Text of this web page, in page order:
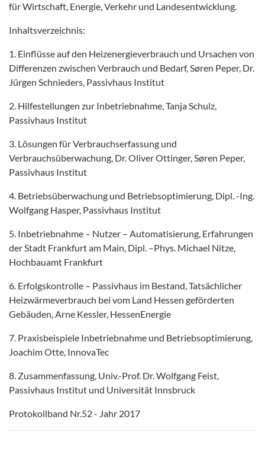
für Wirtschaft, Energie, Verkehr und Landesentwicklung.
Inhaltsverzeichnis:
1. Einflüsse auf den Heizenergieverbrauch und Ursachen von
Differenzen zwischen Verbrauch und Bedarf, Søren Peper, Dr.
Jürgen Schnieders, Passivhaus Institut
2. Hilfestellungen zur Inbetriebnahme, Tanja Schulz,
Passivhaus Institut
3. Lösungen für Verbrauchserfassung und
Verbrauchsüberwachung, Dr. Oliver Ottinger, Søren Peper,
Passivhaus Institut
4. Betriebsüberwachung und Betriebsoptimierung, Dipl. -Ing.
Wolfgang Hasper, Passivhaus Institut
5. Inbetriebnahme – Nutzer – Automatisierung, Erfahrungen
der Stadt Frankfurt am Main, Dipl. –Phys. Michael Nitze,
Hochbauamt Frankfurt
6. Erfolgskontrolle – Passivhaus im Bestand, Tatsächlicher
Heizwärmeverbrauch bei vom Land Hessen geförderten
Gebäuden, Arne Kessler, HessenEnergie
7. Praxisbeispiele Inbetriebnahme und Betriebsoptimierung,
Joachim Otte, InnovaTec
8. Zusammenfassung, Univ.-Prof. Dr. Wolfgang Feist,
Passivhaus Institut und Universität Innsbruck
Protokollband Nr.52 - Jahr 2017